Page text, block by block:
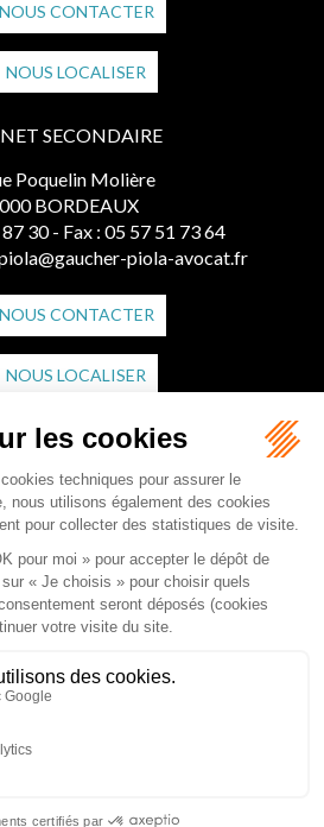
NOUS CONTACTER
NOUS LOCALISER
SECONDAIRE
Poquelin Molière
BORDEAUX
30 - Fax : 05 57 51 73 64
piola-avocat.fr
NOUS CONTACTER
NOUS LOCALISER
SECONDAIRE
de l'Europe
DE-CASTILLON
30 - Fax : 05 57 51 73 64
piola-avocat.fr
NOUS CONTACTER
NOUS LOCALISER
Plan du site Mentions légales